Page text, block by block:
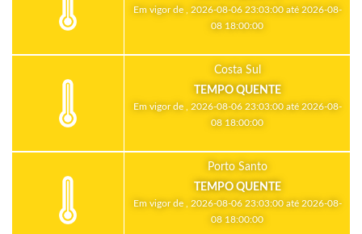
Em vigor de , 2026-08-06 23:03:00 até 2026-08-
08 18:00:00
Costa Sul
TEMPO QUENTE
Em vigor de , 2026-08-06 23:03:00 até 2026-08-
08 18:00:00
Porto Santo
TEMPO QUENTE
Em vigor de , 2026-08-06 23:03:00 até 2026-08-
08 18:00:00